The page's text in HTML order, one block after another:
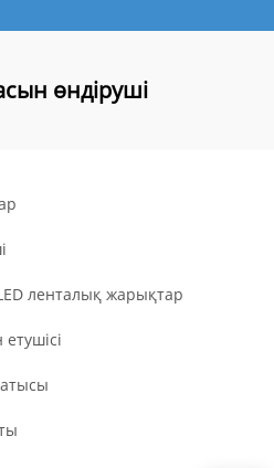
өндіруші
LED ленталық жарықтар